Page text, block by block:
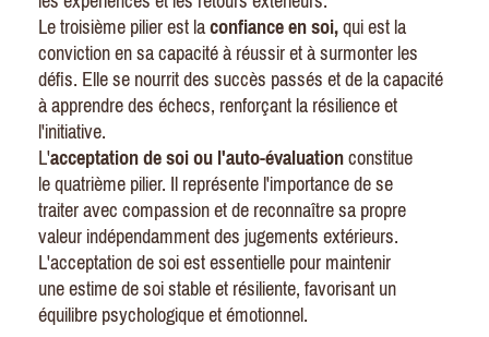
Le troisième pilier est laconfiance en soi,qui est la
conviction en sa capacité à réussir et à surmonter les
défis. Elle se nourrit des succès passés et de la capacité
à apprendre des échecs, renforçant la résilience et
l'initiative.
L'acceptation de soi ou l'auto-évaluationconstitue
le quatrièmepilier. Il représente l'importance de se
traiter avec compassion et de reconnaître sa propre
valeur indépendamment des jugements extérieurs.
L'acceptation de soi est essentielle pour maintenir
une estime de soi stable et résiliente, favorisant un
équilibre psychologique et émotionnel.